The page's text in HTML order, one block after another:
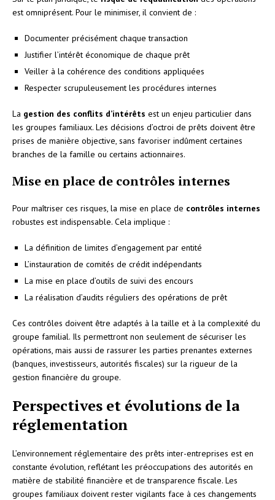
est omniprésent. Pour le minimiser, il convient de :
Documenter précisément chaque transaction
Justifier l’intérêt économique de chaque prêt
Veiller à la cohérence des conditions appliquées
Respecter scrupuleusement les procédures internes
La gestion des conflits d’intérêts est un enjeu particulier dans
les groupes familiaux. Les décisions d’octroi de prêts doivent être
prises de manière objective, sans favoriser indûment certaines
branches de la famille ou certains actionnaires.
Mise en place de contrôles internes
Pour maîtriser ces risques, la mise en place de contrôles internes
robustes est indispensable. Cela implique :
La définition de limites d’engagement par entité
L’instauration de comités de crédit indépendants
La mise en place d’outils de suivi des encours
La réalisation d’audits réguliers des opérations de prêt
Ces contrôles doivent être adaptés à la taille et à la complexité du
groupe familial. Ils permettront non seulement de sécuriser les
opérations, mais aussi de rassurer les parties prenantes externes
(banques, investisseurs, autorités fiscales) sur la rigueur de la
gestion financière du groupe.
Perspectives et évolutions de la
réglementation
L’environnement réglementaire des prêts inter-entreprises est en
constante évolution, reflétant les préoccupations des autorités en
matière de stabilité financière et de transparence fiscale. Les
groupes familiaux doivent rester vigilants face à ces changements